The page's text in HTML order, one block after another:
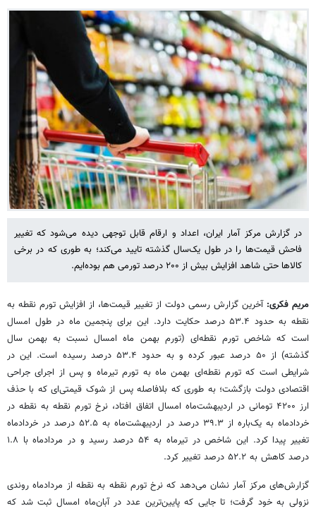
در گزارش مرکز آمار ایران، اعداد و ارقام قابل توجهی دیده می‌شود که تغییر
فاحش قیمت‌ها را در طول یک‌سال گذشته تایید می‌کند؛ به طوری که در برخی
کالاها حتی شاهد افزایش بیش از ۲۰۰ درصد تورمی هم بوده‌ایم.
مریم فکری:آخرین گزارش رسمی دولت از تغییر قیمت‌ها، از افزایش تورم نقطه به
نقطه به حدود ۵۳.۴ درصد حکایت دارد. این برای پنجمین ماه در طول امسال
است که شاخص تورم نقطه‌ای (تورم بهمن ماه امسال نسبت به بهمن سال
گذشته) از ۵۰ درصد عبور کرده و به حدود ۵۳.۴ درصد رسیده است. این در
شرایطی است که تورم نقطه‌ای بهمن ماه به تورم تیرماه و پس از اجرای جراحی
اقتصادی دولت بازگشت؛ به طوری که بلافاصله پس از شوک قیمتی‌ای که با حذف
ارز ۴۲۰۰ تومانی در اردیبهشت‌ماه امسال اتفاق افتاد، نرخ تورم نقطه به نقطه در
خردادماه به یک‌باره از ۳۹.۳ درصد در اردیبهشت‌ماه به ۵۲.۵ درصد در خردادماه
تغییر پیدا کرد. این شاخص در تیرماه به ۵۴ درصد رسید و در مردادماه با ۱.۸
درصد کاهش به ۵۲.۲ درصد تغییر کرد.
گزارش‌های مرکز آمار نشان می‌دهد که نرخ تورم نقطه به نقطه از مردادماه روندی
نزولی به خود گرفت؛ تا جایی که پایین‌ترین عدد در آبان‌ماه امسال ثبت شد که